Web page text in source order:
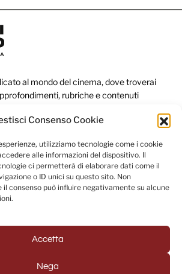
Consenso Cookie
utilizziamo tecnologie come i cookie
alle informazioni del dispositivo. Il
ci permetterà di elaborare dati come il
o ID unici su questo sito. Non
consenso può influire negativamente su alcune
Accetta
Nega
al mondo del cinema, dove troverai
rubriche e contenuti
social